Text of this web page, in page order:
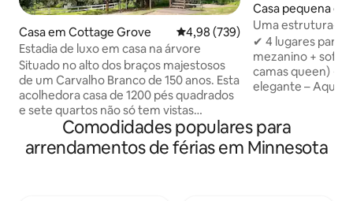
Casa em Cottage Grove Classificação média de 4,98 em
4,98 (739)
Estadia de luxo em casa na árvore
Situado no alto dos braços majestosos
de um Carvalho Branco de 150 anos. Esta
acolhedora casa de 1200 pés quadrados
e sete quartos não só tem vistas
deslumbrantes, mas também tem
surpresas encantadoras e deliciosas
dignas de um conto de fadas. Suba 40
Casa pequena
Uma estrutura-
Fogueira-
✔ 4 lugares para
mezanino + sofá-
camas queen) ✔
elegante –
combinada, Wi-
livre: sauna, pátio
Comodidades populares para
arrendamentos de férias em Minnesota